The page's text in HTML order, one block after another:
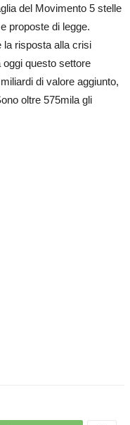
del Movimento 5 stelle
proposte di legge.
la risposta alla crisi
questo settore
di valore aggiunto,
oltre 575mila gli